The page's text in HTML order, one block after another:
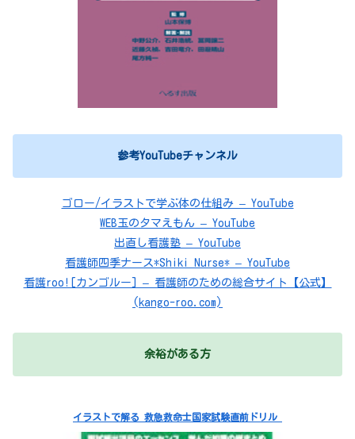
参考YouTubeチャンネル
ゴロー/イラストで学ぶ体の仕組み – YouTube
WEB玉のタマえもん – YouTube
出直し看護塾 – YouTube
看護師四季ナース*Shiki Nurse* – YouTube
看護roo![カンゴルー] – 看護師のための総合サイト【公式】
(kango-roo.com)
余裕がある方
イラストで解る 救急救命士国家試験直前ドリル